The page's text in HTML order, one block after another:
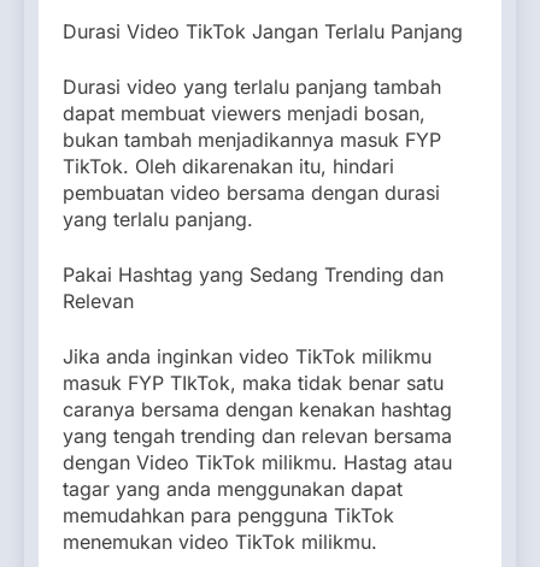
Durasi Video TikTok Jangan Terlalu Panjang
Durasi video yang terlalu panjang tambah
dapat membuat viewers menjadi bosan,
bukan tambah menjadikannya masuk FYP
TikTok. Oleh dikarenakan itu, hindari
pembuatan video bersama dengan durasi
yang terlalu panjang.
Pakai Hashtag yang Sedang Trending dan
Relevan
Jika anda inginkan video TikTok milikmu
masuk FYP TIkTok, maka tidak benar satu
caranya bersama dengan kenakan hashtag
yang tengah trending dan relevan bersama
dengan Video TikTok milikmu. Hastag atau
tagar yang anda menggunakan dapat
memudahkan para pengguna TikTok
menemukan video TikTok milikmu.